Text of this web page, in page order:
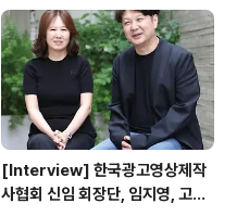
[Interview] 한국광고영상제작
사협회 신임 회장단, 임지영, 고한